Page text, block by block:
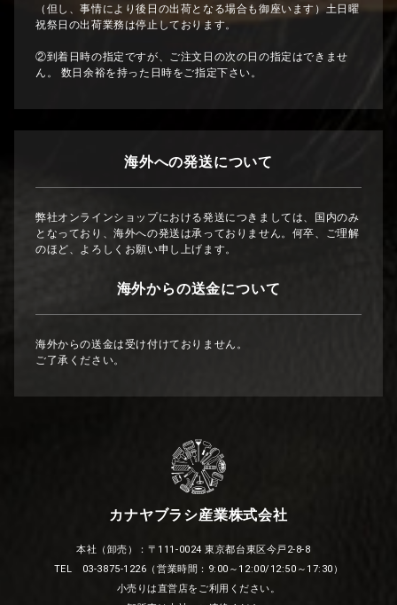
（但し、事情により後日の出荷となる場合も御座います）土日曜
祝祭日の出荷業務は停止しております。
②到着日時の指定ですが、ご注文日の次の日の指定はできませ
ん。 数日余裕を持った日時をご指定下さい。
海外への発送について
弊社オンラインショップにおける発送につきましては、国内のみ
となっており、海外への発送は承っておりません。何卒、ご理解
のほど、よろしくお願い申し上げます。
海外からの送金について
海外からの送金は受け付けておりません。
ご了承ください。
カナヤブラシ産業株式会社
本社（卸売）：〒111-0024 東京都台東区今戸2-8-8
TEL 03-3875-1226（営業時間：9:00～12:00/12:50～17:30）
小売りは直営店をご利用ください。